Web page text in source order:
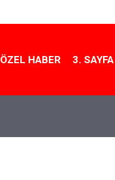
ÖZEL HABER 3. SAYFA